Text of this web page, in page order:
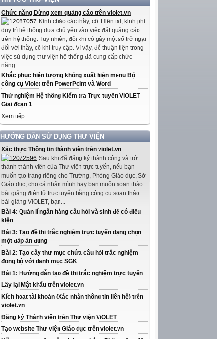
Chức năng Dừng xem quảng cáo trên violet.vn
Kính chào các thầy, cô! Hiện tại, kinh phí
duy trì hệ thống dựa chủ yếu vào việc đặt quảng cáo
trên hệ thống. Tuy nhiên, đôi khi có gây một số trở ngại
đối với thầy, cô khi truy cập. Vì vậy, để thuận tiện trong
việc sử dụng thư viện hệ thống đã cung cấp chức
năng...
Khắc phục hiện tượng không xuất hiện menu Bộ
công cụ Violet trên PowerPoint và Word
Thử nghiệm Hệ thống Kiểm tra Trực tuyến ViOLET
Giai đoạn 1
Xem tiếp
HƯỚNG DẪN SỬ DỤNG THƯ VIỆN
Xác thực Thông tin thành viên trên violet.vn
Sau khi đã đăng ký thành công và trở
thành thành viên của Thư viện trực tuyến, nếu bạn
muốn tạo trang riêng cho Trường, Phòng Giáo dục, Sở
Giáo dục, cho cá nhân mình hay bạn muốn soạn thảo
bài giảng điện tử trực tuyến bằng công cụ soạn thảo
bài giảng ViOLET, bạn...
Bài 4: Quản lí ngân hàng câu hỏi và sinh đề có điều
kiện
Bài 3: Tạo đề thi trắc nghiệm trực tuyến dạng chọn
một đáp án đúng
Bài 2: Tạo cây thư mục chứa câu hỏi trắc nghiệm
đồng bộ với danh mục SGK
Bài 1: Hướng dẫn tạo đề thi trắc nghiệm trực tuyến
Lấy lại Mật khẩu trên violet.vn
Kích hoạt tài khoản (Xác nhận thông tin liên hệ) trên
violet.vn
Đăng ký Thành viên trên Thư viện ViOLET
Tạo website Thư viện Giáo dục trên violet.vn